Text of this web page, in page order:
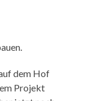
dem Hof
Projekt